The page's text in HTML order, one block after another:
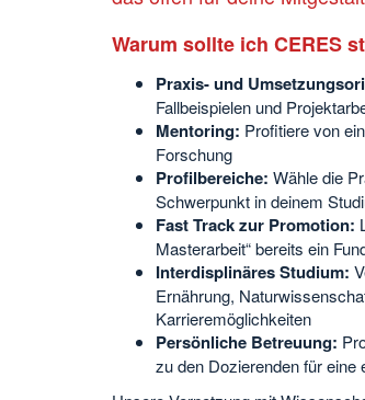
Warum sollte ich CERES
Praxis- und
Fallbeispielen und
Mentoring: Profitiere von
Forschung
Profilbereiche: Wähle die
Schwerpunkt in deinem
Fast Track zur Promotion:
Masterarbeit“ bereits ein
Interdisplinäres Studium:
Ernährung,
Karrieremöglichkeiten
Persönliche Betreuung:
zu den Dozierenden für